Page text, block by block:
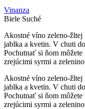
Vinanza
Biele Suché
Akostné víno zeleno-
jablka a kvetin. V chuti
Pochutnať si ňom
zrejúcimi syrmi a
Akostné víno zeleno-
jablka a kvetin. V chuti
Pochutnať si ňom
zrejúcimi syrmi a